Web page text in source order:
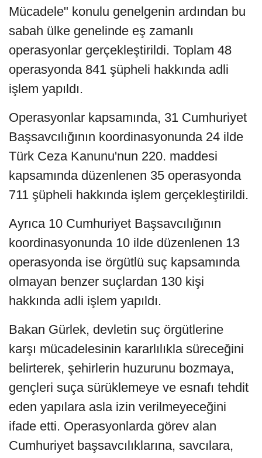
Mücadele" konulu genelgenin ardından bu
sabah ülke genelinde eş zamanlı
operasyonlar gerçekleştirildi. Toplam 48
operasyonda 841 şüpheli hakkında adli
işlem yapıldı.
Operasyonlar kapsamında, 31 Cumhuriyet
Başsavcılığının koordinasyonunda 24 ilde
Türk Ceza Kanunu'nun 220. maddesi
kapsamında düzenlenen 35 operasyonda
711 şüpheli hakkında işlem gerçekleştirildi.
Ayrıca 10 Cumhuriyet Başsavcılığının
koordinasyonunda 10 ilde düzenlenen 13
operasyonda ise örgütlü suç kapsamında
olmayan benzer suçlardan 130 kişi
hakkında adli işlem yapıldı.
Bakan Gürlek, devletin suç örgütlerine
karşı mücadelesinin kararlılıkla süreceğini
belirterek, şehirlerin huzurunu bozmaya,
gençleri suça sürüklemeye ve esnafı tehdit
eden yapılara asla izin verilmeyeceğini
ifade etti. Operasyonlarda görev alan
Cumhuriyet başsavcılıklarına, savcılara,